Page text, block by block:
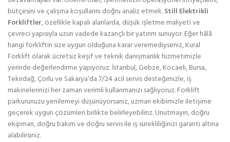
bütçesini ve çalışma koşullarını doğru analiz etmek.Still Elektrikli
Forkliftler, özellikle kapalı alanlarda, düşük işletme maliyeti ve
çevreci yapısıyla uzun vadede kazançlı bir yatırım sunuyor. Eğer hâlâ
hangi forkliftin size uygun olduğuna karar veremediyseniz, Kural
Forklift olarak ücretsiz keşif ve teknik danışmanlık hizmetimizle
yerinde değerlendirme yapıyoruz. İstanbul, Gebze, Kocaeli, Bursa,
Tekirdağ, Çorlu ve Sakarya‘da 7/24 acil servis desteğimizle, iş
makinelerinizi her zaman verimli kullanmanızı sağlıyoruz. Forklift
parkurunuzu yenilemeyi düşünüyorsanız, uzman ekibimizle iletişime
geçerek uygun çözümleri birlikte belirleyebiliriz. Unutmayın, doğru
ekipman, doğru bakım ve doğru servis ile iş sürekliliğinizi garanti altına
alabilirsiniz.